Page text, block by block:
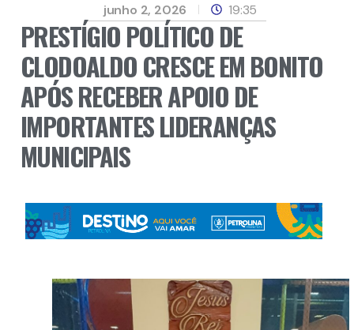
junho 2, 2026 19:35
PRESTÍGIO POLÍTICO DE
CLODOALDO CRESCE EM BONITO
APÓS RECEBER APOIO DE
IMPORTANTES LIDERANÇAS
MUNICIPAIS